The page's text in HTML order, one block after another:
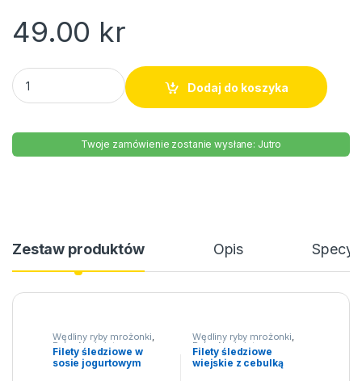
49.00 kr
Filety śledziowe w sosie jogurtowym Lisner 280g quantity
Dodaj do koszyka
Twoje zamówienie zostanie wysłane: Jutro
Zestaw produktów Opis
Wędliny ryby mrożonki,
Ryby Na święta
Filety śledziowe w
sosie jogurtowym
Wędliny ryby mrożonki,
Ryby Na święta
Filety śledziowe
wiejskie z cebulką